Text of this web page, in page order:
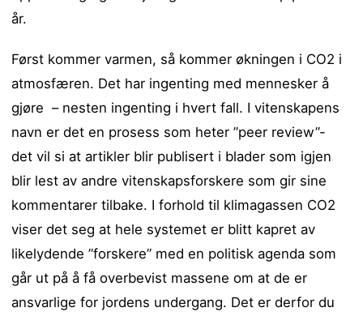
år.
Først kommer varmen, så kommer økningen i CO2 i
atmosfæren. Det har ingenting med mennesker å
gjøre – nesten ingenting i hvert fall. I vitenskapens
navn er det en prosess som heter ”peer review”-
det vil si at artikler blir publisert i blader som igjen
blir lest av andre vitenskapsforskere som gir sine
kommentarer tilbake. I forhold til klimagassen CO2
viser det seg at hele systemet er blitt kapret av
likelydende ”forskere” med en politisk agenda som
går ut på å få overbevist massene om at de er
ansvarlige for jordens undergang. Det er derfor du